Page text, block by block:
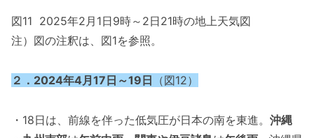
図11 2025年2月1日9時～2日21時の地上天気図
注）図の注釈は、図1を参照。
２．2024年4月17日～19日 （図12）
・18日は、前線を伴った低気圧が日本の南を東進。 沖縄